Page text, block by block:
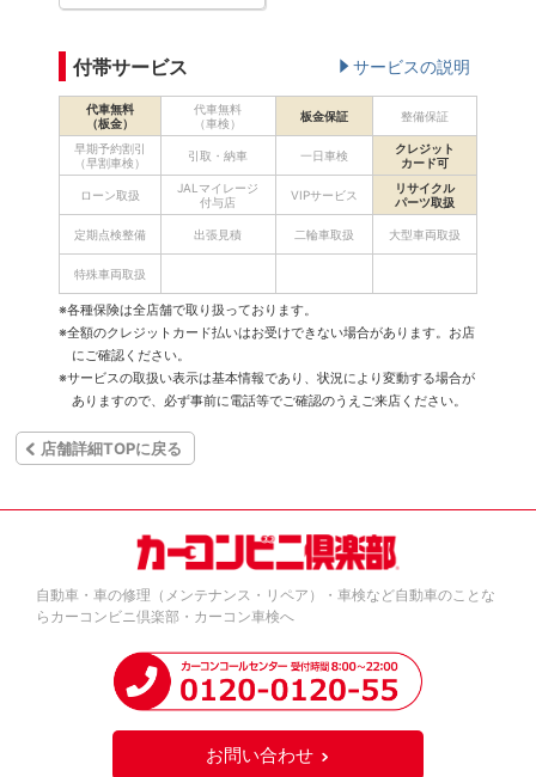
付帯サービス サービスの説明
代車無料
（板金）
代車無料
（車検）
板金保証 整備保証
早期予約割引
（早割車検）
引取・納車 一日車検
クレジット
カード可
ローン取扱
JALマイレージ
付与店
VIPサービス
リサイクル
パーツ取扱
定期点検整備 出張見積 二輪車取扱 大型車両取扱
特殊車両取扱
※各種保険は全店舗で取り扱っております。
※全額のクレジットカード払いはお受けできない場合があります。お店
にご確認ください。
※サービスの取扱い表示は基本情報であり、状況により変動する場合が
ありますので、必ず事前に電話等でご確認のうえご来店ください。
店舗詳細TOPに戻る
自動車・車の修理（メンテナンス・リペア）・車検など自動車のことな
らカーコンビニ倶楽部・カーコン車検へ
お問い合わせ